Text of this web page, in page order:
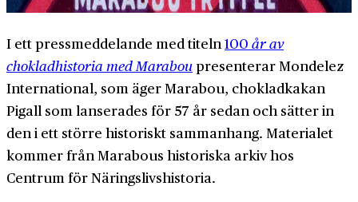
I ett pressmeddelande med titeln100 år av
chokladhistoria med Marabou presenterar Mondelez
International, som äger Marabou, chokladkakan
Pigall som lanserades för 57 år sedan och sätter in
den i ett större historiskt sammanhang. Materialet
kommer från Marabous historiska arkiv hos
Centrum för Näringslivshistoria.